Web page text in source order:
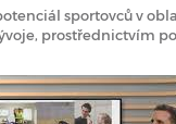
sportovců v
prostřednictvím